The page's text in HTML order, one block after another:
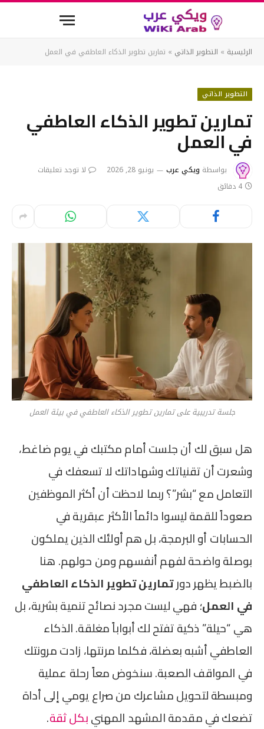
الرئيسية » التطوير الذاتي » تمارين تطوير الذكاء العاطفي في العمل
التطوير الذاتي
تمارين تطوير الذكاء العاطفي
في العمل
بواسطة ويكي عرب يونيو 28, 2026
لا توجد تعليقات
4 دقائق
جلسة تدريبية على تمارين تطوير الذكاء العاطفي في بيئة العمل
هل سبق لك أن جلست أمام مكتبك في يوم ضاغط،
وشعرت أن تقنياتك وشهاداتك لا تسعفك في
التعامل مع “بشر”؟ ربما لاحظت أن أكثر الموظفين
صعوداً للقمة ليسوا دائماً الأكثر عبقرية في
الحسابات أو البرمجة، بل هم أولئك الذين يملكون
بوصلة واضحة لفهم أنفسهم ومن حولهم. هنا
بالضبط يظهر دورتمارين تطوير الذكاء العاطفي
في العمل؛ فهي ليست مجرد نصائح تنمية بشرية، بل
هي “حيلة” ذكية تفتح لك أبواباً مغلقة. الذكاء
العاطفي أشبه بعضلة، فكلما مرنتها، زادت مرونتك
في المواقف الصعبة. سنخوض معاً رحلة عملية
ومبسطة لتحويل مشاعرك من صراع يومي إلى أداة
تضعك في مقدمة المشهد المهنيبكل ثقة.